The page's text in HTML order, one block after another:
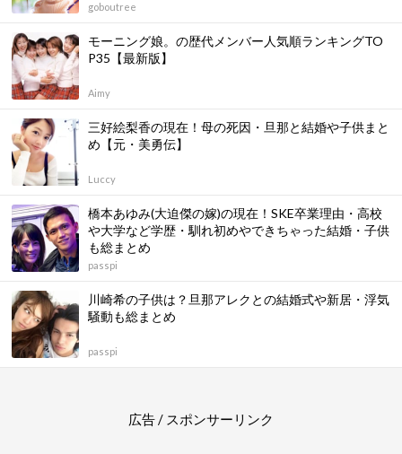
goboutree
モーニング娘。の歴代メンバー人気順ランキングTO
P35【最新版】
Aimy
三好絵梨香の現在！母の死因・旦那と結婚や子供まと
め【元・美勇伝】
Luccy
橋本あゆみ(大迫傑の嫁)の現在！SKE卒業理由・高校
や大学など学歴・馴れ初めやできちゃった結婚・子供
も総まとめ
passpi
川崎希の子供は？旦那アレクとの結婚式や新居・浮気
騒動も総まとめ
passpi
広告 / スポンサーリンク